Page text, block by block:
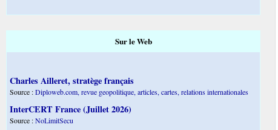
Sur le Web
Charles Ailleret, stratège français
Source :Diploweb.com, revue geopolitique, articles, cartes, relations internationales
InterCERT France (Juillet 2026)
Source :NoLimitSecu